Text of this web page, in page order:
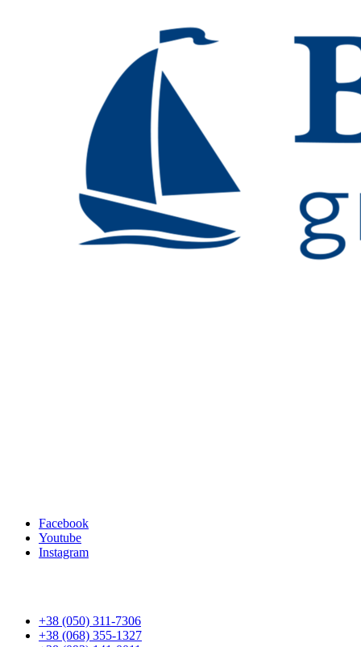
Facebook
Youtube
Instagram
+38 (050) 311-7306
+38 (068) 355-1327